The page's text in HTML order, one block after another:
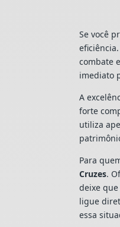
Se você
eficiência.
combate
imediato
A
forte
utiliza
Para
Cruzes.
deixe
ligue
essa